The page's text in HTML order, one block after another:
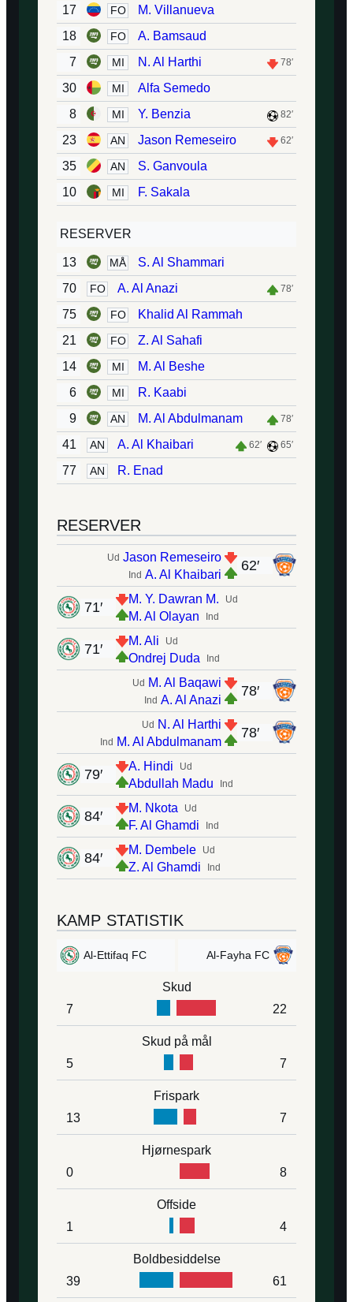
17 FO
M. Villanueva
18
FO
A. Bamsaud
7
MI N. Al Harthi 78′
30 MI
Alfa Semedo
8
MI Y. Benzia 82′
23 AN Jason Remeseiro 62′
35 AN
S. Ganvoula
10
MI F. Sakala
RESERVER
13 MÅ
S. Al Shammari
70
FO A. Al Anazi 78′
75 FO
Khalid Al Rammah
21
FO
Z. Al Sahafi
14
MI
M. Al Beshe
6
MI
R. Kaabi
9
AN M. Al Abdulmanam 78′
41 AN A. Al Khaibari 62′ 65′
77 AN R. Enad
RESERVER
62′
Ud Jason Remeseiro
Ind A. Al Khaibari
Ud
M. Y. Dawran M.
Ind
M. Al Olayan
71′
Ud
M. Ali
Ind
Ondrej Duda
71′
78′
Ud M. Al Baqawi
Ind A. Al Anazi
78′
Ud N. Al Harthi
Ind M. Al Abdulmanam
Ud
A. Hindi
Ind
Abdullah Madu
79′
Ud
M. Nkota
Ind
F. Al Ghamdi
84′
Ud
M. Dembele
Ind
Z. Al Ghamdi
84′
KAMP STATISTIK
Al-Ettifaq FC Al-Fayha FC
Skud
7
22
Skud på mål
5
7
Frispark
13
7
Hjørnespark
0
8
Offside
1
4
Boldbesiddelse
39
61